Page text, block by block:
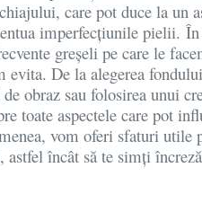
care pot duce la un
imperfecțiunile pielii.
greșeli pe care le
evita. De la alegerea
obraz sau folosirea unui
toate aspectele care pot
vom oferi sfaturi utile
astfel încât să te simți